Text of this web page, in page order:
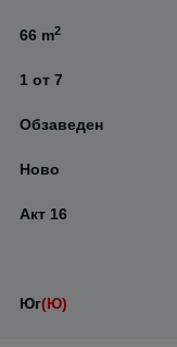
66 m2
1 от 7
Обзаведен
Ново
Акт 16
Юг(Ю)